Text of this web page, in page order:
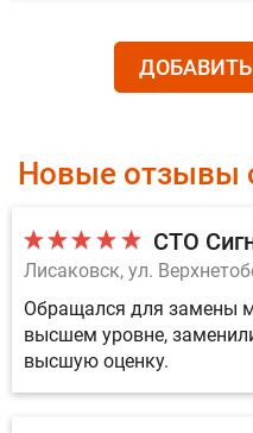
Новые отзывы
СТО
Лисаковск, ул.
Обращался для замены
высшем уровне,
высшую оценку.